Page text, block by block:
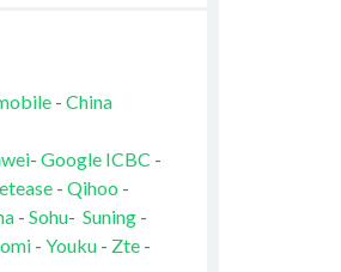
- China
- Google ICBC -
- Qihoo -
- Sohu- Suning-
- Youku - Zte-